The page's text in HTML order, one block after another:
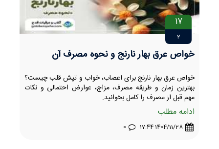
17
2
خواص عرق بهار نارنج و نحوه مصرف آن
خواص عرق بهار نارنج برای اعصاب، خواب و تپش قلب چیست؟
بهترین زمان و طریقه مصرف، مزاج، عوارض احتمالی و نکات
مهم قبل از مصرف را کامل بخوانید.
ادامه مطلب
1404/11/28 17:44
0